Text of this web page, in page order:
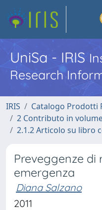
UniSa - IRIS
Research
IRIS
Catalogo Prodotti
2 Contributo in
2.1.2 Articolo su libro
Preveggenze di
emergenza
Diana Salzano
2011